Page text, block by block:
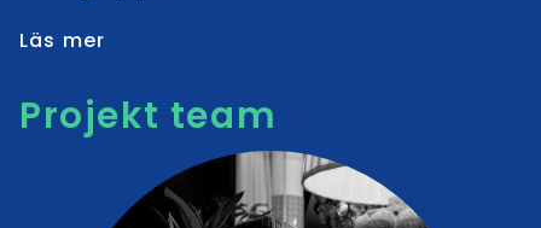
Läs mer
Projekt team